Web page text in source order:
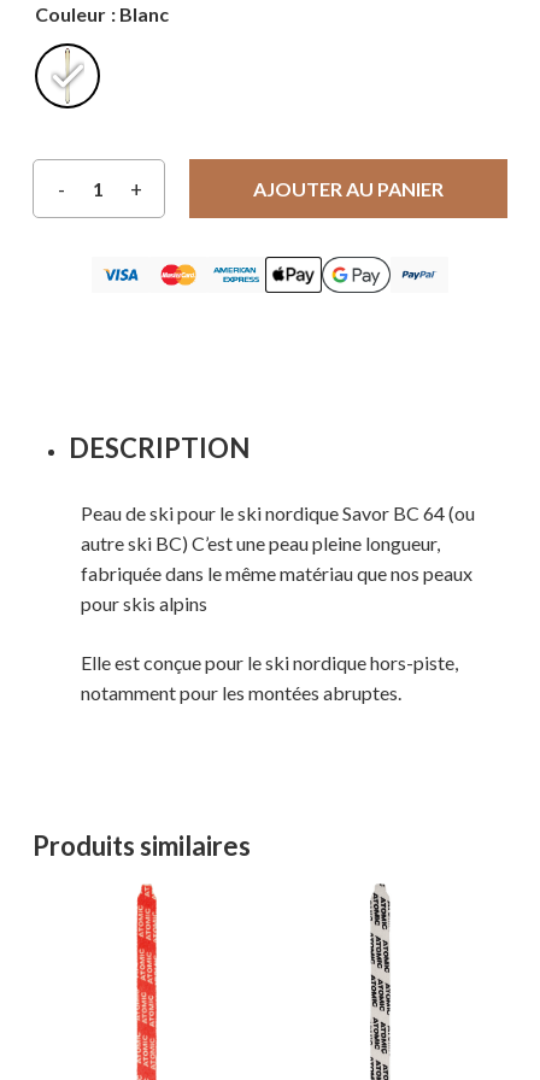
Votre panier est vide.
Couleur : Blanc
AJOUTER AU PANIER
DESCRIPTION
Peau de ski pour le ski nordique Savor BC 64 (ou
autre ski BC) C’est une peau pleine longueur,
fabriquée dans le même matériau que nos peaux
pour skis alpins
Elle est conçue pour le ski nordique hors-piste,
notamment pour les montées abruptes.
Produits similaires